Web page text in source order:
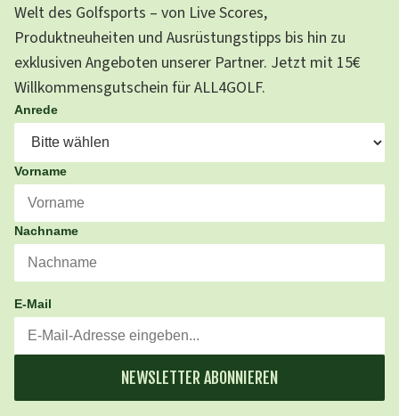
Welt des Golfsports – von Live Scores,
Produktneuheiten und Ausrüstungstipps bis hin zu
exklusiven Angeboten unserer Partner. Jetzt mit 15€
Willkommensgutschein für ALL4GOLF.
Anrede
Vorname
Nachname
E-Mail
NEWSLETTER ABONNIEREN